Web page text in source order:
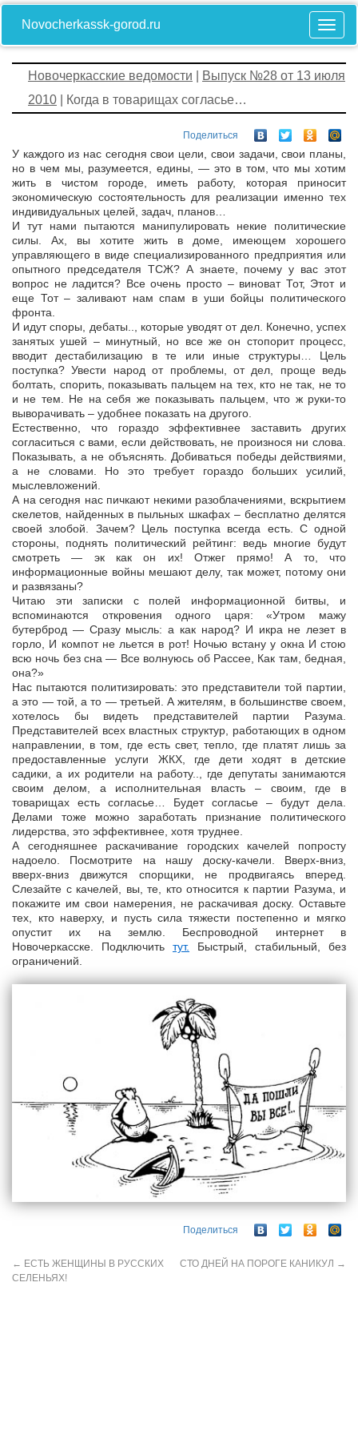
Novocherkassk-gorod.ru
Новочеркасские ведомости
Выпуск №28 от 13 июля
2010 | Когда в товарищах согласье…
Поделиться
У каждого из нас сегодня свои цели, свои задачи, свои планы,
но в чем мы, разумеется, едины, — это в том, что мы хотим
жить в чистом городе, иметь работу, которая приносит
экономическую состоятельность для реализации именно тех
индивидуальных целей, задач, планов…
И тут нами пытаются манипулировать некие политические
силы. Ах, вы хотите жить в доме, имеющем хорошего
управляющего в виде специализированного предприятия или
опытного председателя ТСЖ? А знаете, почему у вас этот
вопрос не ладится? Все очень просто – виноват Тот, Этот и
еще Тот – заливают нам спам в уши бойцы политического
фронта.
И идут споры, дебаты.., которые уводят от дел. Конечно, успех
занятых ушей – минутный, но все же он стопорит процесс,
вводит дестабилизацию в те или иные структуры… Цель
поступка? Увести народ от проблемы, от дел, проще ведь
болтать, спорить, показывать пальцем на тех, кто не так, не то
и не тем. Не на себя же показывать пальцем, что ж руки-то
выворачивать – удобнее показать на другого.
Естественно, что гораздо эффективнее заставить других
согласиться с вами, если действовать, не произнося ни слова.
Показывать, а не объяснять. Добиваться победы действиями,
а не словами. Но это требует гораздо больших усилий,
мыслевложений.
А на сегодня нас пичкают некими разоблачениями, вскрытием
скелетов, найденных в пыльных шкафах – бесплатно делятся
своей злобой. Зачем? Цель поступка всегда есть. С одной
стороны, поднять политический рейтинг: ведь многие будут
смотреть — эк как он их! Отжег прямо! А то, что
информационные войны мешают делу, так может, потому они
и развязаны?
Читаю эти записки с полей информационной битвы, и
вспоминаются откровения одного царя: «Утром мажу
бутерброд — Сразу мысль: а как народ? И икра не лезет в
горло, И компот не льется в рот! Ночью встану у окна И стою
всю ночь без сна — Все волнуюсь об Рассее, Как там, бедная,
она?»
Нас пытаются политизировать: это представители той партии,
а это — той, а то — третьей. А жителям, в большинстве своем,
хотелось бы видеть представителей партии Разума.
Представителей всех властных структур, работающих в одном
направлении, в том, где есть свет, тепло, где платят лишь за
предоставленные услуги ЖКХ, где дети ходят в детские
садики, а их родители на работу.., где депутаты занимаются
своим делом, а исполнительная власть – своим, где в
товарищах есть согласье… Будет согласье – будут дела.
Делами тоже можно заработать признание политического
лидерства, это эффективнее, хотя труднее.
А сегодняшнее раскачивание городских качелей попросту
надоело. Посмотрите на нашу доску-качели. Вверх-вниз,
вверх-вниз движутся спорщики, не продвигаясь вперед.
Слезайте с качелей, вы, те, кто относится к партии Разума, и
покажите им свои намерения, не раскачивая доску. Оставьте
тех, кто наверху, и пусть сила тяжести постепенно и мягко
опустит их на землю. Беспроводной интернет в
Новочеркасске. Подключить тут. Быстрый, стабильный, без
ограничений.
Поделиться
← ЕСТЬ ЖЕНЩИНЫ В РУССКИХ
СЕЛЕНЬЯХ!
СТО ДНЕЙ НА ПОРОГЕ КАНИКУЛ →